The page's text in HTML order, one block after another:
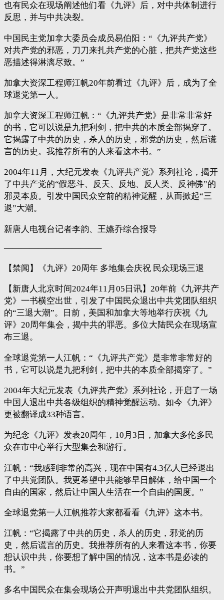
也有民众在现场阐述他们看《九评》后，对中共体制进行
反思，并与中共决裂。
中国民主党加拿大委员会成员易伯阳：“《九评共产党》
对共产党的邪恶，刀刀来扎共产党的心脏，把共产党这些
恶描述得淋漓尽致。”
加拿大资深工程师江帆20年前看过《九评》后，成为了全
球退党第一人。
加拿大资深工程师江帆：“《九评共产党》是非常非常好
的书，它可以说是九把利剑，把中共的本质全部揭穿了。
它揭露了中共的历史，杀人的历史，邪党的历史，然后谎
言的历史。我推荐所有的人来看这本书。”
2004年11月，大纪元发表《九评共产党》系列社论，揭开
了中共产党的“假恶斗、反天、反地、反人类、反神佛”的
邪灵本质。引发中国民众空前的精神觉醒，从而掀起“三
退”大潮。
新唐人电视台记者李韵、王嬿乔综合报导
———————————–
【禁闻】《九评》20周年 多地集会庆祝 民众现场三退
【新唐人北京时间2024年11月05日讯】20年前《九评共产
党》一书横空出世，引发了中国民众退出中共党团队组织
的“三退大潮”。日前，美国和加拿大等地举行庆祝《九
评》20周年集会，揭中共的罪恶。多位大陆民众在现场宣
布三退。
全球退党第一人江帆：“《九评共产党》是非常非常好的
书，它可以说是九把利剑，把中共的本质全部揭穿了。”
2004年大纪元发表《九评共产党》系列社论，开启了一场
中国人退出中共各级组织的精神觉醒运动。如今《九评》
更被翻译成33种语言。
为纪念《九评》发表20周年，10月3日，加拿大多伦多民
众在市中心举行大型集会和游行。
江帆：“我感到非常的高兴，现在中国有4.3亿人已经退出
了中共党团队。我更希望中共能够早日解体，给中国一个
自由的国家，然后让中国人生活在一个自由的国度。”
全球退党第一人江帆推荐大家都看看《九评》这本书。
江帆：“它揭露了中共的历史，杀人的历史，邪党的历
史，然后谎言的历史。我推荐所有的人来看这本书，你要
想认识中共，你要想了解中国的情况，这本书是必读的
书。”
多名中国民众在集会现场公开声明退出中共党团队组织。